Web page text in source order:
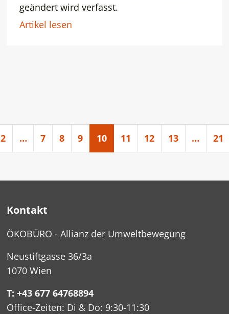
geändert wird verfasst.
Artikel lesen
2 … 7 8 9 10 11 12 13 … 21
Kontakt
ÖKOBÜRO - Allianz der Umweltbewegung
Neustiftgasse 36/3a
1070 Wien
T: +43 677 64768894
Office-Zeiten: Di & Do: 9:30-11:30